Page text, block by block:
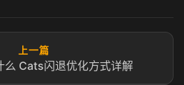
上一篇
么 Cats闪退优化方式详解